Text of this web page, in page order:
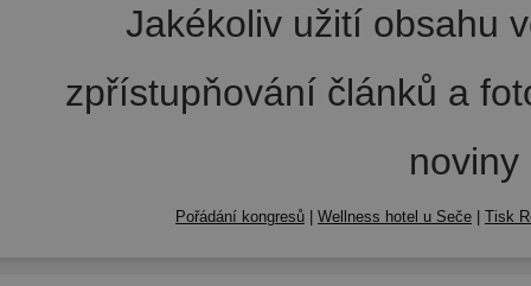
Jakékoliv užití obsahu
zpřístupňování článků a
Pořádání kongresů | Wellness hotel u Seče | Tisk